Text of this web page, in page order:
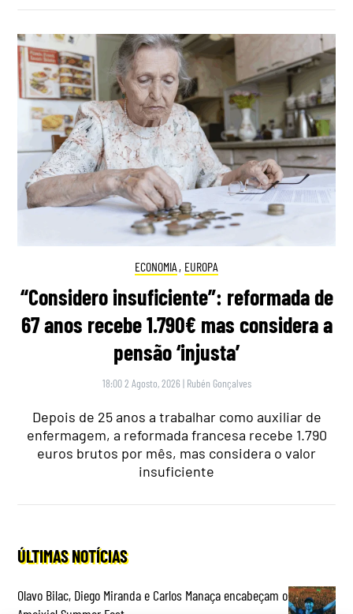
ECONOMIA , EUROPA
“Considero insuficiente”: reformada de
67 anos recebe 1.790€ mas considera a
pensão ‘injusta’
18:00 2 Agosto, 2026 | Rubén Gonçalves
Depois de 25 anos a trabalhar como auxiliar de
enfermagem, a reformada francesa recebe 1.790
euros brutos por mês, mas considera o valor
insuficiente
ÚLTIMAS NOTÍCIAS
Olavo Bilac, Diego Miranda e Carlos Manaça encabeçam o